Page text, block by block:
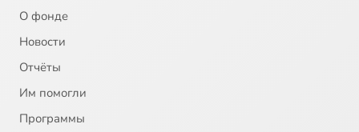
О фонде
Новости
Отчёты
Им помогли
Программы